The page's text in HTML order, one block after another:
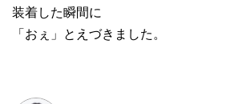
装着した瞬間に
「おぇ」とえづきました。